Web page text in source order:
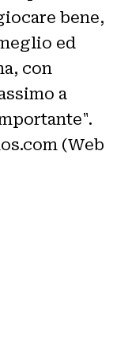
bene,
ed
con
a
(Web